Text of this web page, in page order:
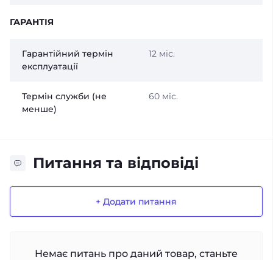
ГАРАНТІЯ
Гарантійний термін
експлуатації
12 міс.
Термін служби (не
менше)
60 міс.
Питання та відповіді
+ Додати питання
Немає питань про даний товар, станьте